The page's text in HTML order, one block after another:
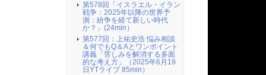
第578回「イスラエル・イラン
戦争：2025年以降の世界予
測：紛争を経て新しい時代
か？」(24min）
第577回：上祐史浩 悩み相談
＆何でもQ＆Aとワンポイント
講義「苦しみを解消する多面
的な考え方」（2025年6月19
日YTライブ 85min）